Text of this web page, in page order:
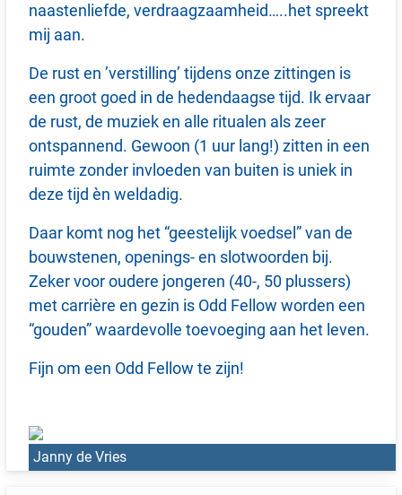
Janny de Vries
naastenliefde, verdraagzaamheid…..het spreekt
mij aan.
De rust en ’verstilling’ tijdens onze zittingen is
een groot goed in de hedendaagse tijd. Ik ervaar
de rust, de muziek en alle ritualen als zeer
ontspannend. Gewoon (1 uur lang!) zitten in een
ruimte zonder invloeden van buiten is uniek in
deze tijd èn weldadig.
Daar komt nog het “geestelijk voedsel” van de
bouwstenen, openings- en slotwoorden bij.
Zeker voor oudere jongeren (40-, 50 plussers)
met carrière en gezin is Odd Fellow worden een
“gouden” waardevolle toevoeging aan het leven.
Fijn om een Odd Fellow te zijn!